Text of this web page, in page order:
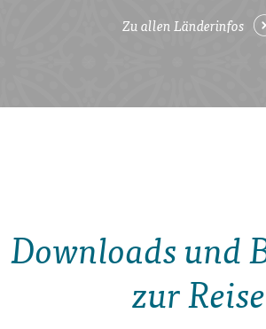
Zu allen Länderinfos
Downloads und
zur Reise